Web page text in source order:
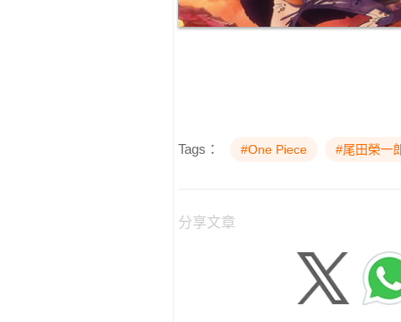
Tags： #One Piece #尾田榮一
分享文章